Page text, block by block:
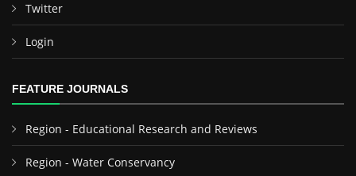
Twitter
Login
FEATURE JOURNALS
Region - Educational Research and Reviews
Region - Water Conservancy